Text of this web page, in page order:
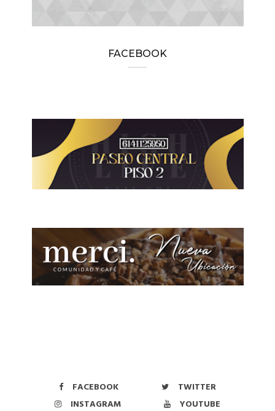
FACEBOOK
FACEBOOK
TWITTER
INSTAGRAM
YOUTUBE